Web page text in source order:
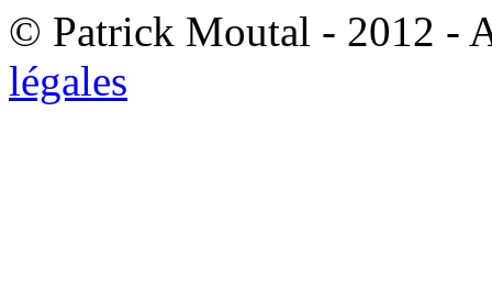
© Patrick Moutal - 2012 -
légales